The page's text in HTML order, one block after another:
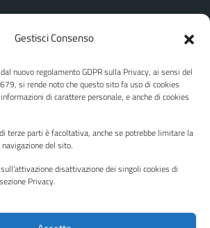
Gestisci Consenso
nuovo regolamento GDPR sulla Privacy, ai sensi del
si rende noto che questo sito fa uso di cookies
di carattere personale, e anche di cookies
terze parti è facoltativa, anche se potrebbe limitare la
del sito.
disattivazione dei singoli cookies di
Privacy.
del sito
Instagram